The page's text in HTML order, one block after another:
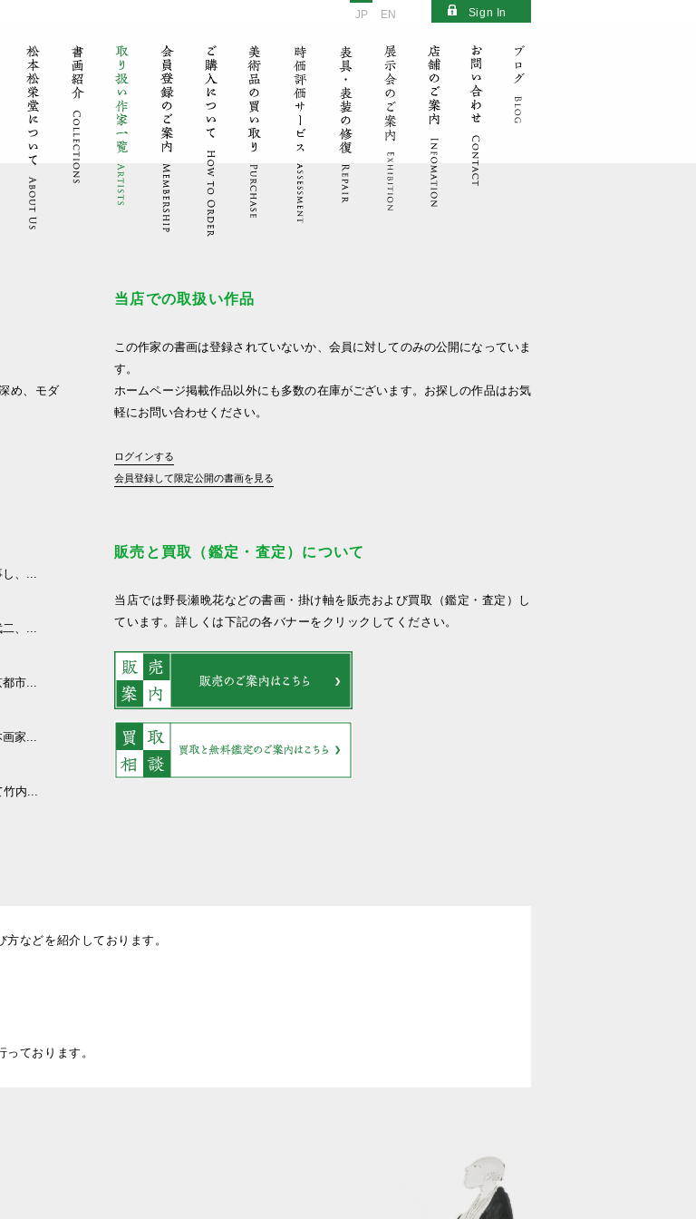
Sign In
JP EN
め、モダ
し、...
二、...
都市...
画家...
竹内...
当店での取扱い作品
この作家の書画は登録されていないか、会員に対してのみの公開になっていま
す。
ホームページ掲載作品以外にも多数の在庫がございます。お探しの作品はお気
軽にお問い合わせください。
ログインする
会員登録して限定公開の書画を見る
販売と買取（鑑定・査定）について
当店では野長瀬晩花などの書画・掛け軸を販売および買取（鑑定・査定）し
ています。詳しくは下記の各バナーをクリックしてください。
などを紹介しております。
ております。